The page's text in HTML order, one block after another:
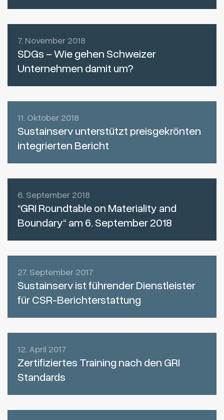
7. November 2018
SDGs – Wie gehen Schweizer
Unternehmen damit um?
11. Oktober 2018
Sustainserv unterstützt preisgekrönten
integrierten Bericht
6. September 2018
“GRI Roundtable on Materiality and
Boundary“ am 6. September 2018
27. September 2017
Sustainserv ist führender Dienstleister
für CSR-Berichterstattung
12. April 2017
Zertifiziertes Training nach den GRI
Standards